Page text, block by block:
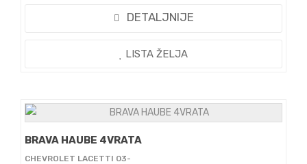
DETALJNIJE
LISTA ŽELJA
BRAVA HAUBE 4VRATA
CHEVROLET LACETTI 03-